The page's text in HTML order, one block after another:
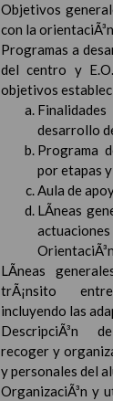
Objetivos
con la
Programas a
del centro y
objetivos
desarrollo
Programa
por etapas
Aula de
LÃ­neas
LÃ­neas
trÃ¡nsito
incluyendo las
DescripciÃ³n
recoger y
y personales del
OrganizaciÃ³n y